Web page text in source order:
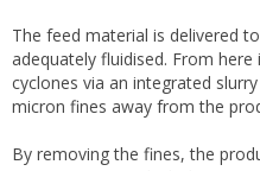
The feed material is delivered
adequately fluidised. From
cyclones via an integrated
micron fines away from the
By removing the fines, the